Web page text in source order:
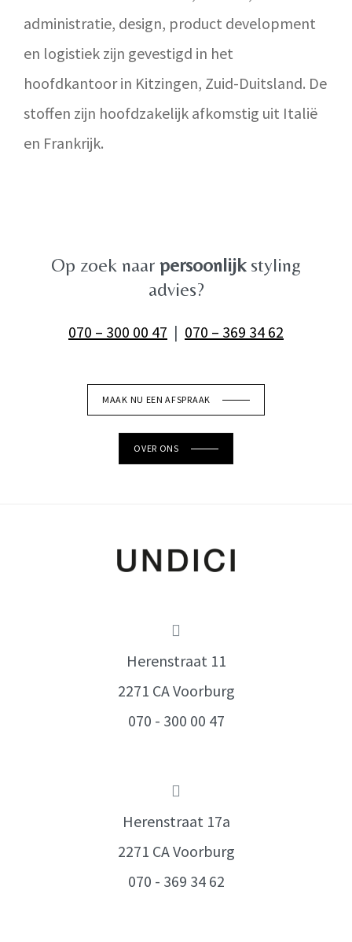
administratie, design, product development
en logistiek zijn gevestigd in het
hoofdkantoor in Kitzingen, Zuid-Duitsland. De
stoffen zijn hoofdzakelijk afkomstig uit Italië
en Frankrijk.
Op zoek naar persoonlijkstyling
advies?
070 – 300 00 47 | 070 – 369 34 62
MAAK NU EEN AFSPRAAK
OVER ONS
Herenstraat 11
2271 CA Voorburg
070 - 300 00 47
Herenstraat 17a
2271 CA Voorburg
070 - 369 34 62